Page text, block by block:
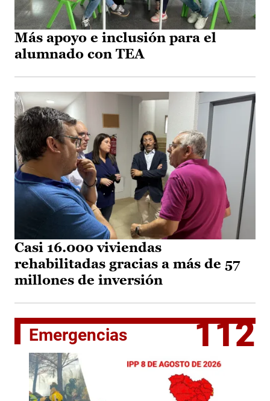
Más apoyo e inclusión para el
alumnado con TEA
Casi 16.000 viviendas
rehabilitadas gracias a más de 57
millones de inversión
Emergencias 112